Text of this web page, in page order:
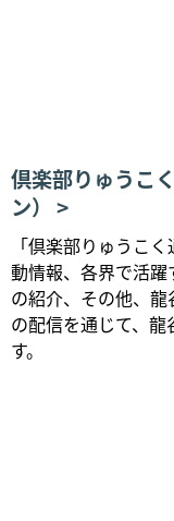
倶楽部りゅうこ
ン）
「倶楽部りゅうこ
動情報、各界で活
の紹介、その他、
の配信を通じて、
す。